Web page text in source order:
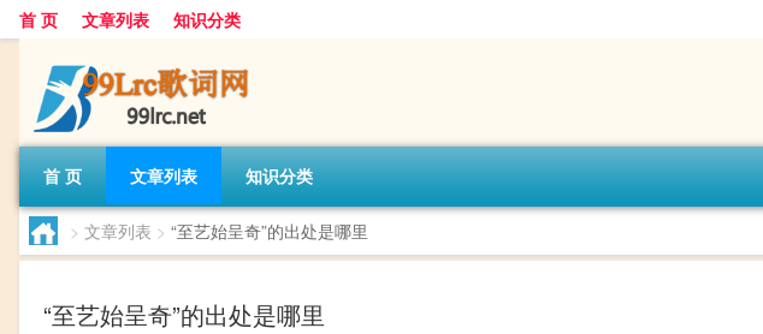
首 页 文章列表 知识分类
首 页 文章列表 知识分类
> 文章列表 > “至艺始呈奇”的出处是哪里
“至艺始呈奇”的出处是哪里